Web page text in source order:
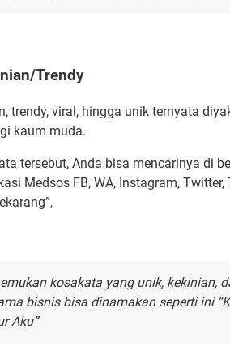
Trendy
trendy, viral, hingga unik ternyata
kaum muda.
tersebut, Anda bisa mencarinya di
Medsos FB, WA, Instagram,
kosakata yang unik, kekinian,
bisnis bisa dinamakan seperti ini
Aku”